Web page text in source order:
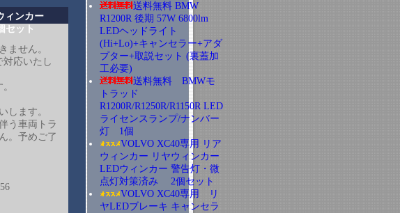
ィンカー
セット
ません。
対応いたし
します。
う車両トラ
。予めご了
送料無料 BMW
R1200R 後期 57W 6800lm
LEDヘッドライト
(Hi+Lo)+キャンセラー+アダ
プター+取説セット (裏蓋加
工必要)
送料無料 BMWモ
トラッド
R1200R/R1250R/R1150R LED
ライセンスランプ/ナンバー
灯 1個
VOLVO XC40専用 リア
ウィンカー リヤウィンカー
LEDウィンカー 警告灯・微
点灯対策済み 2個セット
VOLVO XC40専用 リ
ヤLEDブレーキ キャンセラ